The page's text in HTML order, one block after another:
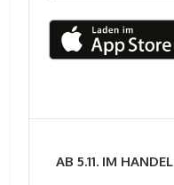
AB 5.11. IM HANDEL